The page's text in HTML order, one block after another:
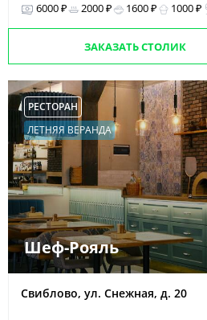
6000 ₽ 2000 ₽ 1600 ₽ 1000 ₽
ЗАКАЗАТЬ СТОЛИК
РЕСТОРАН
ЛЕТНЯЯ ВЕРАНДА
Шеф-Рояль
Свиблово, ул. Снежная, д. 20